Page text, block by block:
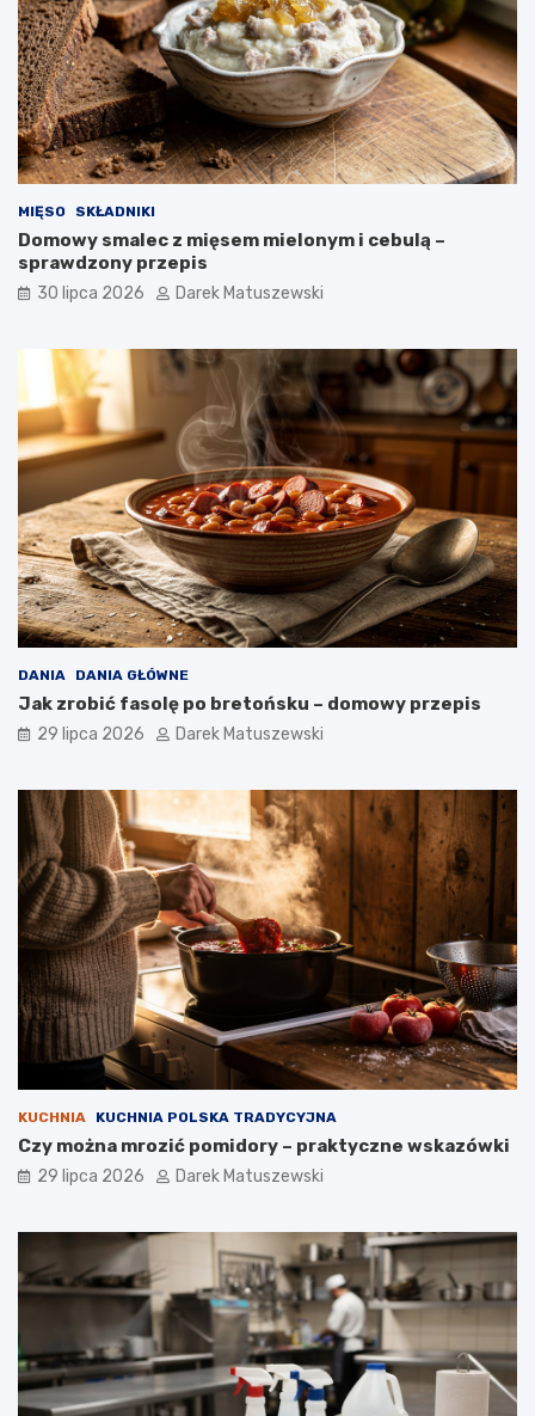
MIĘSO SKŁADNIKI
Domowy smalec z mięsem mielonym i cebulą –
sprawdzony przepis
30 lipca 2026 Darek Matuszewski
DANIA DANIA GŁÓWNE
Jak zrobić fasolę po bretońsku – domowy przepis
29 lipca 2026 Darek Matuszewski
KUCHNIA KUCHNIA POLSKA TRADYCYJNA
Czy można mrozić pomidory – praktyczne wskazówki
29 lipca 2026 Darek Matuszewski